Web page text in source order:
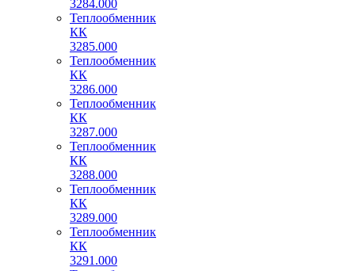
3284.000
Теплообменник
КК
3285.000
Теплообменник
КК
3286.000
Теплообменник
КК
3287.000
Теплообменник
КК
3288.000
Теплообменник
КК
3289.000
Теплообменник
КК
3291.000